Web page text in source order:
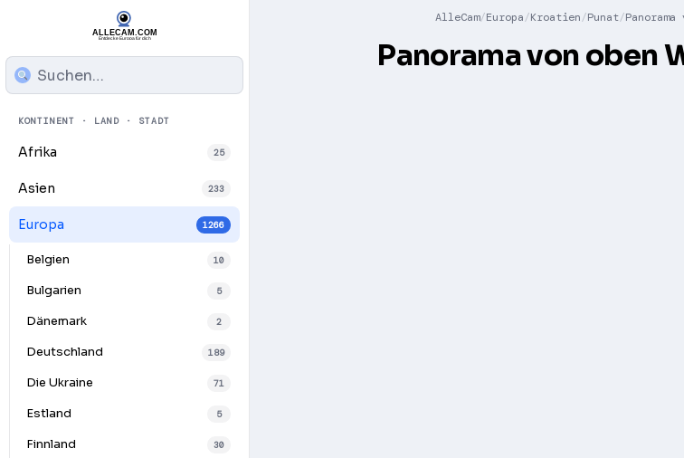
KONTINENT · LAND · STADT
Afrika 25
Asien 233
Europa 1266
Belgien 10
Bulgarien 5
Dänemark 2
Deutschland 189
Die Ukraine 71
Estland 5
Finnland 30
AlleCam Europa Kroatien Punat Panorama
Panorama von oben